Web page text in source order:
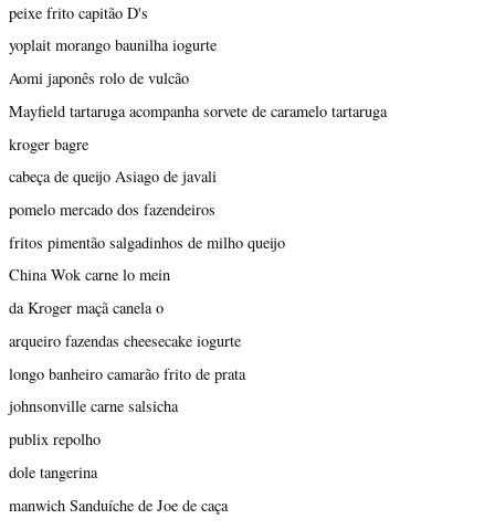
peixe frito capitão D's
yoplait morango baunilha iogurte
Aomi japonês rolo de vulcão
Mayfield tartaruga acompanha sorvete de caramelo tartaruga
kroger bagre
cabeça de queijo Asiago de javali
pomelo mercado dos fazendeiros
fritos pimentão salgadinhos de milho queijo
China Wok carne lo mein
da Kroger maçã canela o
arqueiro fazendas cheesecake iogurte
longo banheiro camarão frito de prata
johnsonville carne salsicha
publix repolho
dole tangerina
manwich Sanduíche de Joe de caça